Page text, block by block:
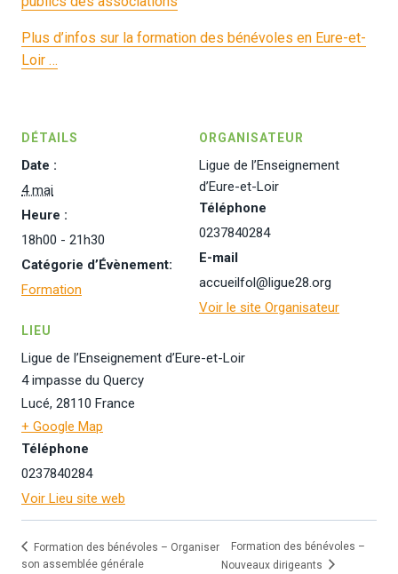
Plus d’infos sur la formation des bénévoles en Eure-et-
Loir …
DÉTAILS
Date :
4 mai
Heure :
18h00 - 21h30
Catégorie d’Évènement:
Formation
LIEU
Ligue de l’Enseignement d’Eure-et-Loir
4 impasse du Quercy
Lucé, 28110 France
+ Google Map
Téléphone
0237840284
Voir Lieu site web
ORGANISATEUR
Ligue de l’Enseignement
d’Eure-et-Loir
Téléphone
0237840284
E-mail
accueilfol@ligue28.org
Voir le site Organisateur
Formation des bénévoles – Organiser
son assemblée générale
Formation des bénévoles –
Nouveaux dirigeants